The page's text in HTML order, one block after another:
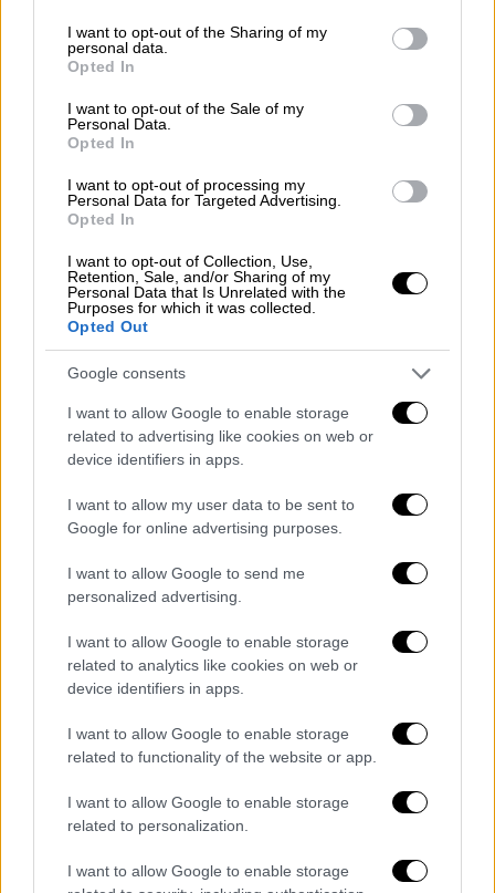
not limited to your visit or usage behaviour. You may click to
grant or deny consent to Google and its third-party tags to
use your data for below specified purposes in below Google
consent section.
I want to opt-out of the Sharing of my
personal data.
Opted In
I want to opt-out of the Sale of my
Personal Data.
Opted In
I want to opt-out of processing my
Personal Data for Targeted Advertising.
Opted In
I want to opt-out of Collection, Use,
Retention, Sale, and/or Sharing of my
Personal Data that Is Unrelated with the
Purposes for which it was collected.
Opted Out
Google consents
I want to allow Google to enable storage
related to advertising like cookies on web or
device identifiers in apps.
I want to allow my user data to be sent to
Google for online advertising purposes.
I want to allow Google to send me
personalized advertising.
I want to allow Google to enable storage
related to analytics like cookies on web or
device identifiers in apps.
I want to allow Google to enable storage
related to functionality of the website or app.
I want to allow Google to enable storage
related to personalization.
I want to allow Google to enable storage
Κόσμος|30.05.2024 18:10
Ερντογάν: Δεν έχουμε βλέψεις στα
δικαιώματα και την κυριαρχία κανενός
Τι είπε ο πρόεδρος της Τουρκίας σε
δηλώσεις του κατά τη διάρκεια
στρατιωτικής άσκησης